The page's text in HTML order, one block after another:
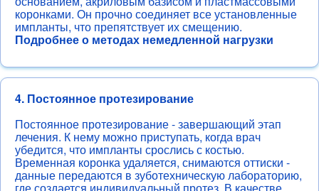
коронками. Он прочно соединяет все установленные
импланты, что препятствует их смещению.
Подробнее о методах немедленной нагрузки
4. Постоянное протезирование
Постоянное протезирование - завершающий этап
лечения. К нему можно приступать, когда врач
убедится, что импланты срослись с костью.
Временная коронка удаляется, снимаются оттиски -
данные передаются в зуботехническую лабораторию,